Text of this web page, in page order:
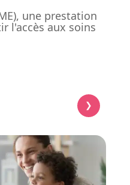
une prestation
l'accès aux soins